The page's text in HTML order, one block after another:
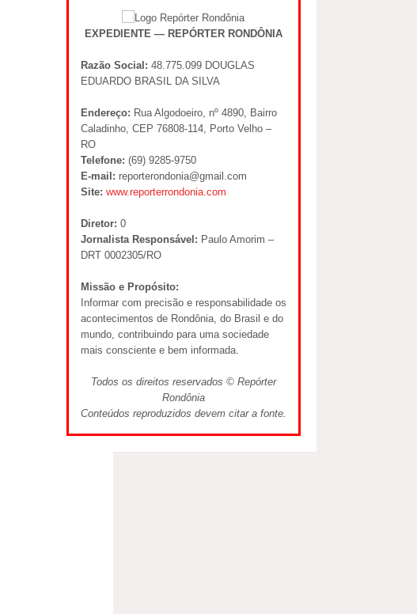
EXPEDIENTE — REPÓRTER RONDÔNIA
Razão Social: 48.775.099 DOUGLAS
EDUARDO BRASIL DA SILVA
Endereço: Rua Algodoeiro, nº 4890, Bairro
Caladinho, CEP 76808-114, Porto Velho –
RO
Telefone: (69) 9285-9750
E-mail: reporterondonia@gmail.com
Site: www.reporterrondonia.com
Diretor: 0
Jornalista Responsável: Paulo Amorim –
DRT 0002305/RO
Missão e Propósito:
Informar com precisão e responsabilidade os
acontecimentos de Rondônia, do Brasil e do
mundo, contribuindo para uma sociedade
mais consciente e bem informada.
Todos os direitos reservados © Repórter
Rondônia
Conteúdos reproduzidos devem citar a fonte.